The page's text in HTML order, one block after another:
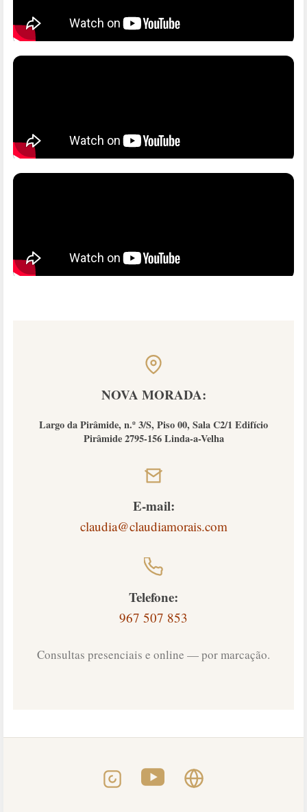
NOVA MORADA:
Largo da Pirâmide, n.º 3/S, Piso 00, Sala C2/1 Edifício
Pirâmide 2795-156 Linda-a-Velha
E-mail:
claudia@claudiamorais.com
Telefone:
967 507 853
Consultas presenciais e online — por marcação.